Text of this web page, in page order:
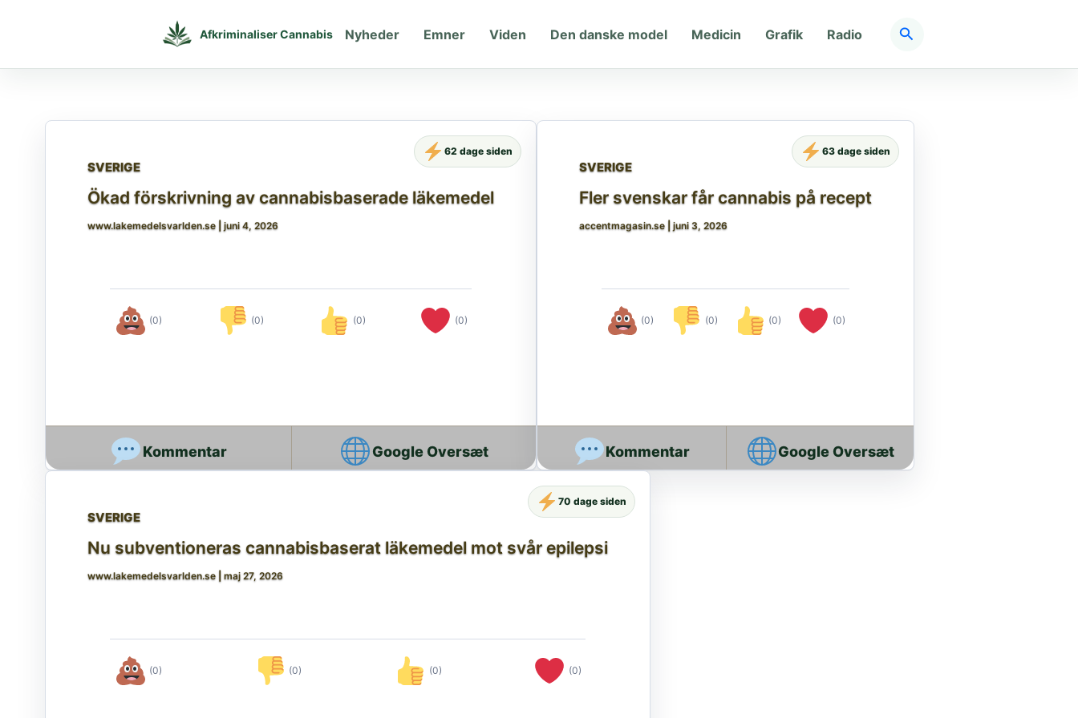
Afkriminaliser Cannabis Nyheder Emner Viden Den danske model Medicin Grafik Radio Søg
SVERIGE
Ökad förskrivning av cannabisbaserade läkemedel
www.lakemedelsvarlden.se juni 4, 2026
(0) (0) (0) (0)
62 dage siden
Google Oversæt
SVERIGE
Fler svenskar får cannabis på recept
accentmagasin.se juni 3, 2026
(0) (0) (0) (0)
63 dage siden
Google Oversæt
SVERIGE
Nu subventioneras cannabisbaserat läkemedel mot svår epilepsi
www.lakemedelsvarlden.se maj 27, 2026
(0) (0) (0) (0)
70 dage siden